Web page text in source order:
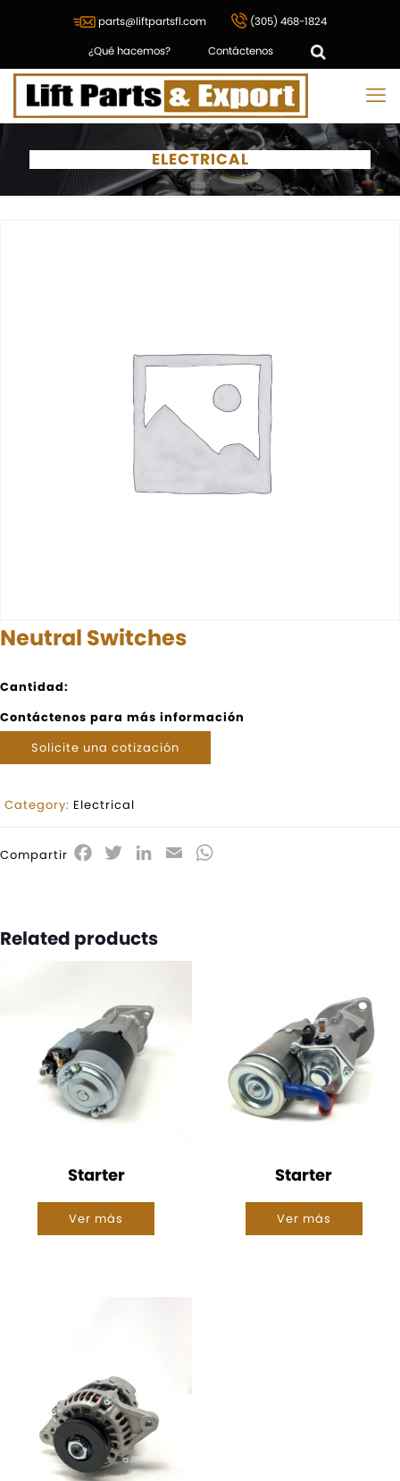
parts@liftpartsfl.com (305) 468-1824
¿Qué hacemos? Contáctenos
ELECTRICAL
Neutral Switches
Cantidad:
Contáctenos para más información
Solicite una cotización
Category: Electrical
Compartir Facebook
TwitterLinkedIn
Email
Related products
Starter
Ver más
Starter
Ver más